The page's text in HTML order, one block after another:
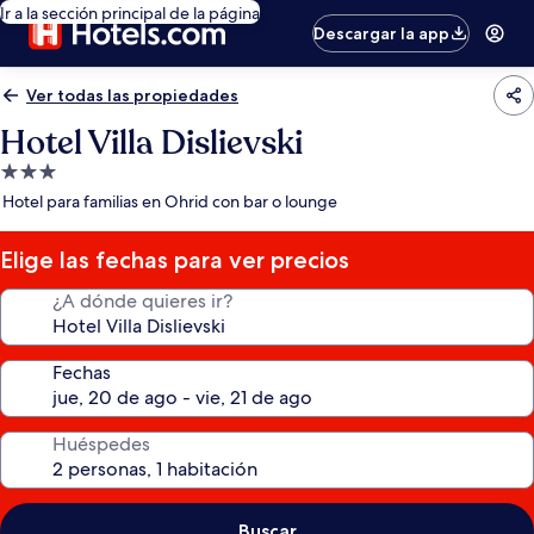
Ir a la sección principal de la página
Descargar la app
Ver todas las propiedades
Hotel Villa Dislievski
Propiedad
de
estrellas
Hotel para familias en Ohrid con bar o lounge
Elige las fechas para ver precios
¿A dónde quieres ir?
Fechas
Huéspedes